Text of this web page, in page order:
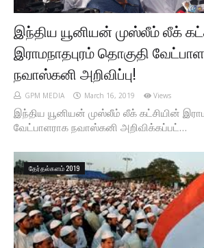
இந்திய யூனியன் முஸ்லீம் லீக்
இராமநாதபுரம் தொகுதி
நவாஸ்கனி அறிவிப்பு!
GPM MEDIA March 16, 2019 Views
இந்திய யூனியன் முஸ்லீம் லீக் கட்சியின்
வேட்பாளராக நவாஸ்கனி அறிவிக்கப்பட்…
தேர்தல்களம் 2019